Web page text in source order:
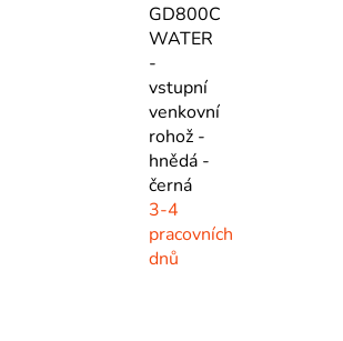
GD800C
WATER
-
vstupní
venkovní
rohož -
hnědá -
černá
3-4
pracovních
dnů